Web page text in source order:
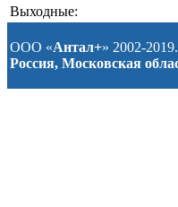
Выходные:
ООО «Антал+» 2002-2019.
Россия, Московская